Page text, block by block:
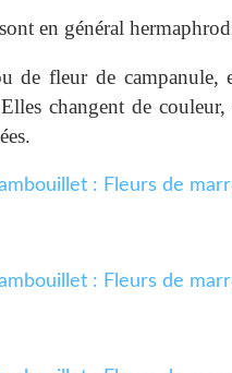
en général
fleur de campanule,
changent de